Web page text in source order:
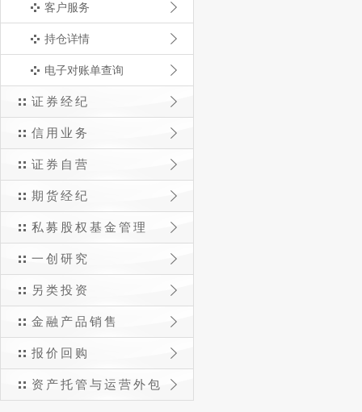
客户服务
持仓详情
电子对账单查询
证券经纪
信用业务
证券自营
期货经纪
私募股权基金管理
一创研究
另类投资
金融产品销售
报价回购
资产托管与运营外包